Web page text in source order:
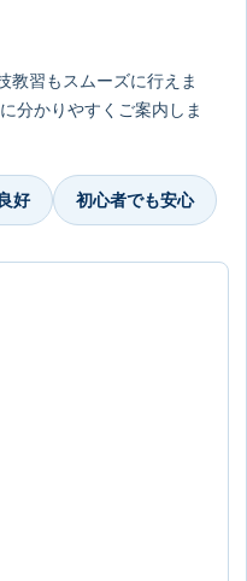
教習もスムーズに行えま
分かりやすくご案内しま
好 初心者でも安心